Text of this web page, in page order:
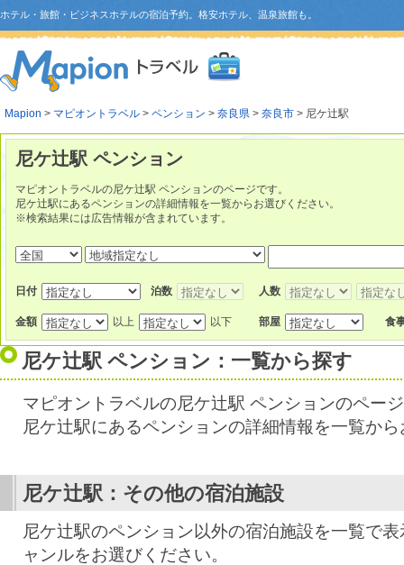
ホテル・旅館・ビジネスホテルの宿泊予約。格安ホテル、温泉旅館も。
Mapion > マピオントラベル > ペンション > 奈良県 > 奈良市 > 尼ケ辻駅
尼ケ辻駅 ペンション
マピオントラベルの尼ケ辻駅 ペンションのページです。
尼ケ辻駅にあるペンションの詳細情報を一覧からお選びください。
※検索結果には広告情報が含まれています。
日付 泊数 人数
金額 以上 以下 部屋 食
尼ケ辻駅 ペンション：一覧から探す
マピオントラベルの尼ケ辻駅 ペンションのペー
尼ケ辻駅にあるペンションの詳細情報を一覧か
尼ケ辻駅：その他の宿泊施設
尼ケ辻駅のペンション以外の宿泊施設を一覧で
ャンルをお選びください。